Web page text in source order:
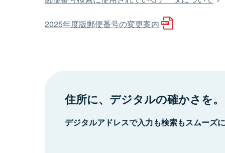
2025年度版郵便番号の変更案内
住所に、デジタルの確かさを。
デジタルアドレスで入力も検索もスムーズ